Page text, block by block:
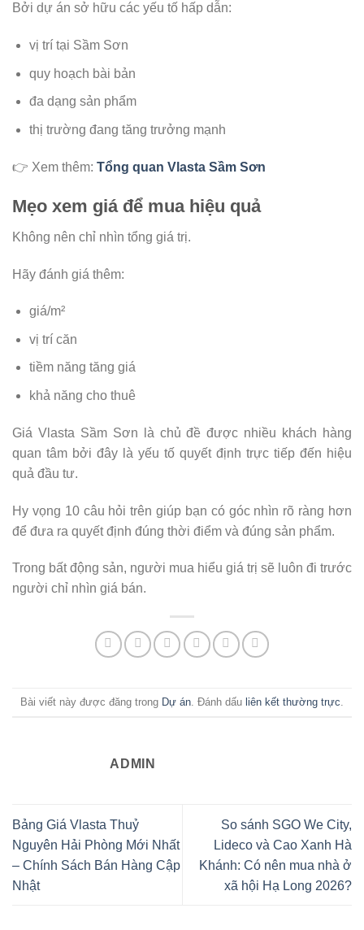
Bởi dự án sở hữu các yếu tố hấp dẫn:
vị trí tại Sầm Sơn
quy hoạch bài bản
đa dạng sản phẩm
thị trường đang tăng trưởng mạnh
👉 Xem thêm: Tổng quan Vlasta Sầm Sơn
Mẹo xem giá để mua hiệu quả
Không nên chỉ nhìn tổng giá trị.
Hãy đánh giá thêm:
giá/m²
vị trí căn
tiềm năng tăng giá
khả năng cho thuê
Giá Vlasta Sầm Sơn là chủ đề được nhiều khách hàng
quan tâm bởi đây là yếu tố quyết định trực tiếp đến hiệu
quả đầu tư.
Hy vọng 10 câu hỏi trên giúp bạn có góc nhìn rõ ràng hơn
để đưa ra quyết định đúng thời điểm và đúng sản phẩm.
Trong bất động sản, người mua hiểu giá trị sẽ luôn đi trước
người chỉ nhìn giá bán.
Bài viết này được đăng trong Dự án . Đánh dấu liên kết thường trực
ADMIN
Bảng Giá Vlasta Thuỷ
Nguyên Hải Phòng Mới Nhất
– Chính Sách Bán Hàng Cập
Nhật
So sánh SGO We City,
Lideco và Cao Xanh Hà
Khánh: Có nên mua nhà ở
xã hội Hạ Long 2026?